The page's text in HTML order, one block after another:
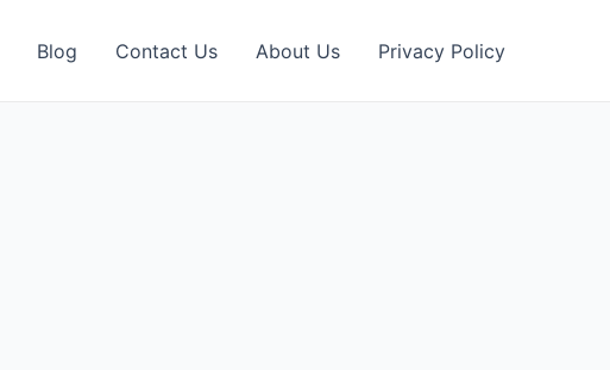
Blog Contact Us About Us Privacy Policy